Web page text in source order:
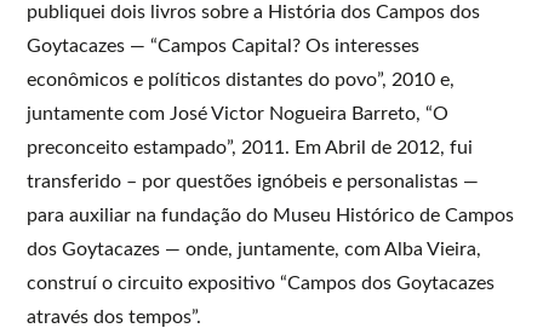
publiquei dois livros sobre a História dos Campos dos
Goytacazes — “Campos Capital? Os interesses
econômicos e políticos distantes do povo”, 2010 e,
juntamente com José Victor Nogueira Barreto, “O
preconceito estampado”, 2011. Em Abril de 2012, fui
transferido – por questões ignóbeis e personalistas —
para auxiliar na fundação do Museu Histórico de Campos
dos Goytacazes — onde, juntamente, com Alba Vieira,
construí o circuito expositivo “Campos dos Goytacazes
através dos tempos”.